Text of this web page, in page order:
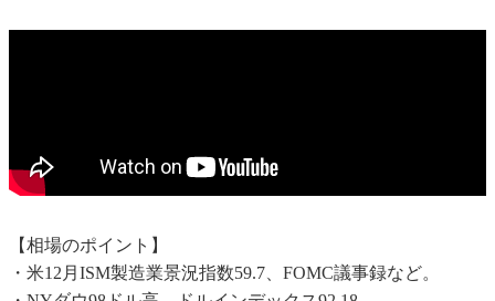
【相場のポイント】
・米12月ISM製造業景況指数59.7、FOMC議事録など。